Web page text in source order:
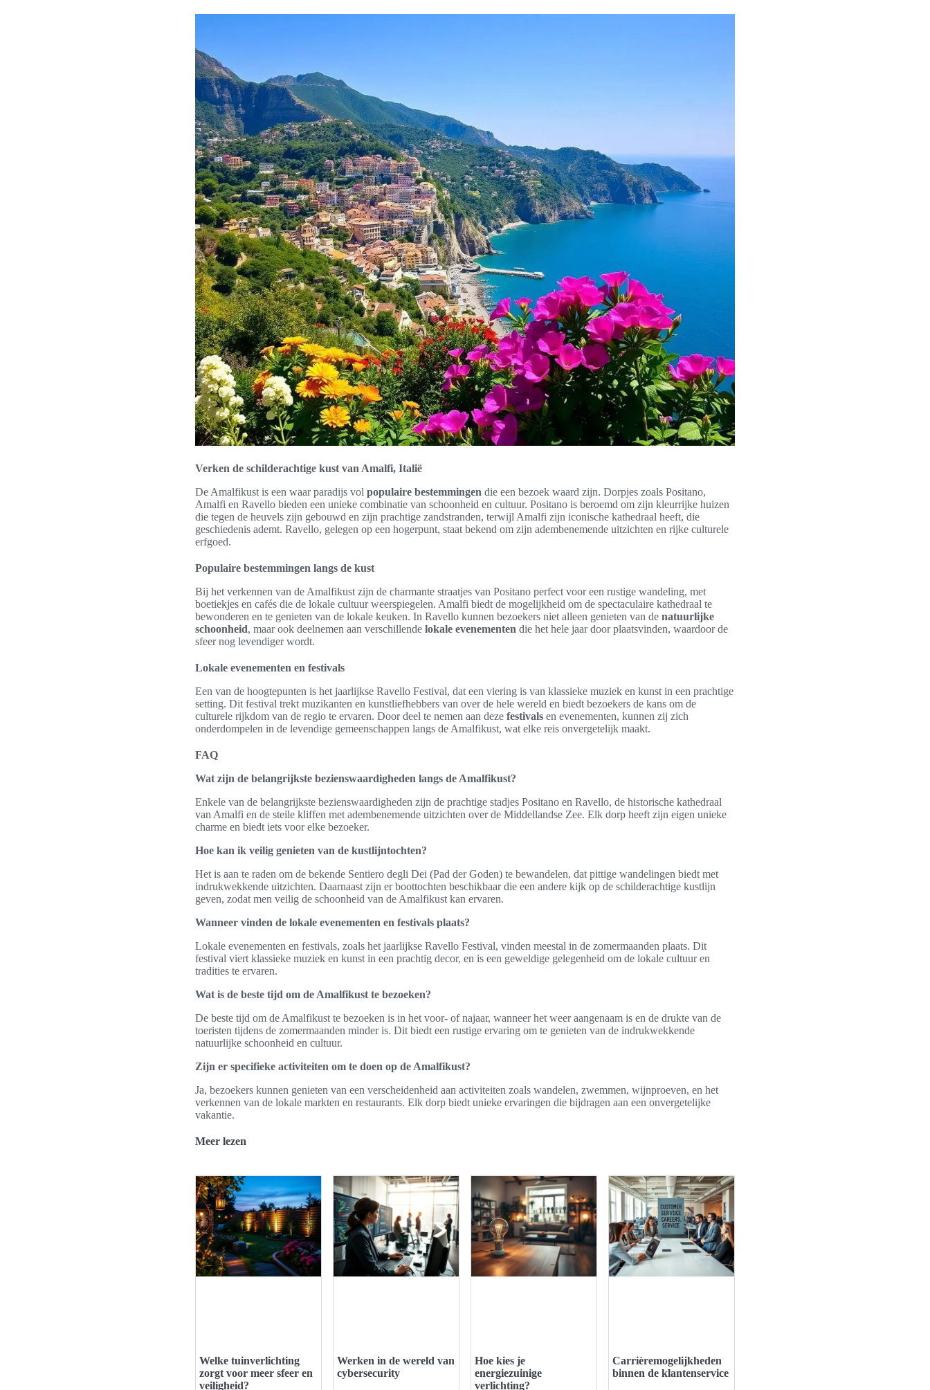
Verken de schilderachtige kust van Amalfi, Italië
De Amalfikust is een waar paradijs vol populaire bestemmingen die een bezoek waard zijn. Dorpjes zoals Positano,
Amalfi en Ravello bieden een unieke combinatie van schoonheid en cultuur. Positano is beroemd om zijn kleurrijke huizen
die tegen de heuvels zijn gebouwd en zijn prachtige zandstranden, terwijl Amalfi zijn iconische kathedraal heeft, die
geschiedenis ademt. Ravello, gelegen op een hogerpunt, staat bekend om zijn adembenemende uitzichten en rijke culturele
erfgoed.
Populaire bestemmingen langs de kust
Bij het verkennen van de Amalfikust zijn de charmante straatjes van Positano perfect voor een rustige wandeling, met
boetiekjes en cafés die de lokale cultuur weerspiegelen. Amalfi biedt de mogelijkheid om de spectaculaire kathedraal te
bewonderen en te genieten van de lokale keuken. In Ravello kunnen bezoekers niet alleen genieten van de natuurlijke
schoonheid, maar ook deelnemen aan verschillende lokale evenementen die het hele jaar door plaatsvinden, waardoor de
sfeer nog levendiger wordt.
Lokale evenementen en festivals
Een van de hoogtepunten is het jaarlijkse Ravello Festival, dat een viering is van klassieke muziek en kunst in een prachtige
setting. Dit festival trekt muzikanten en kunstliefhebbers van over de hele wereld en biedt bezoekers de kans om de
culturele rijkdom van de regio te ervaren. Door deel te nemen aan deze festivals en evenementen, kunnen zij zich
onderdompelen in de levendige gemeenschappen langs de Amalfikust, wat elke reis onvergetelijk maakt.
FAQ
Wat zijn de belangrijkste bezienswaardigheden langs de Amalfikust?
Enkele van de belangrijkste bezienswaardigheden zijn de prachtige stadjes Positano en Ravello, de historische kathedraal
van Amalfi en de steile kliffen met adembenemende uitzichten over de Middellandse Zee. Elk dorp heeft zijn eigen unieke
charme en biedt iets voor elke bezoeker.
Hoe kan ik veilig genieten van de kustlijntochten?
Het is aan te raden om de bekende Sentiero degli Dei (Pad der Goden) te bewandelen, dat pittige wandelingen biedt met
indrukwekkende uitzichten. Daarnaast zijn er boottochten beschikbaar die een andere kijk op de schilderachtige kustlijn
geven, zodat men veilig de schoonheid van de Amalfikust kan ervaren.
Wanneer vinden de lokale evenementen en festivals plaats?
Lokale evenementen en festivals, zoals het jaarlijkse Ravello Festival, vinden meestal in de zomermaanden plaats. Dit
festival viert klassieke muziek en kunst in een prachtig decor, en is een geweldige gelegenheid om de lokale cultuur en
tradities te ervaren.
Wat is de beste tijd om de Amalfikust te bezoeken?
De beste tijd om de Amalfikust te bezoeken is in het voor- of najaar, wanneer het weer aangenaam is en de drukte van de
toeristen tijdens de zomermaanden minder is. Dit biedt een rustige ervaring om te genieten van de indrukwekkende
natuurlijke schoonheid en cultuur.
Zijn er specifieke activiteiten om te doen op de Amalfikust?
Ja, bezoekers kunnen genieten van een verscheidenheid aan activiteiten zoals wandelen, zwemmen, wijnproeven, en het
verkennen van de lokale markten en restaurants. Elk dorp biedt unieke ervaringen die bijdragen aan een onvergetelijke
vakantie.
Meer lezen
Welke tuinverlichting
zorgt voor meer sfeer en
veiligheid?
Werken in de wereld van
cybersecurity
Hoe kies je
energiezuinige
verlichting?
Carrièremogelijkheden
binnen de klantenservice